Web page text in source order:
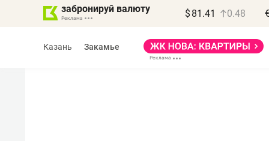
забронируй валюту $ 81.41 0.48
Казань Закамье